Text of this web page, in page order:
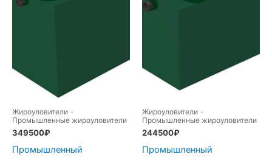
Жироуловители -
Промышленные жироуловители
349500₽
Промышленный
Жироуловители -
Промышленные жироуловители
244500₽
Промышленный